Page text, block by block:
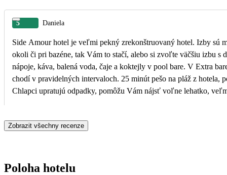
5 Daniela
Side Amour hotel je veľmi pekný zrekonštruovaný hotel. Izby sú
okoli či pri bazéne, tak Vám to stačí, alebo si zvoľte väčšiu izbu
nápoje, káva, balená voda, čaje a koktejly v pool bare. V Extra bare sú koktejly za poplatok. Krásna pláž, na ktorú sa dostanete
chodí v pravidelných intervaloch. 25 minút pešo na pláž z hotela,
Chlapci upratujú odpadky, pomôžu Vám nájsť voľne lehatko,
Na pláži čašník, ktorý podáva nápoje, je vynikajúci. Jedlo na
Zobrazit všechny recenze
Poloha hotelu